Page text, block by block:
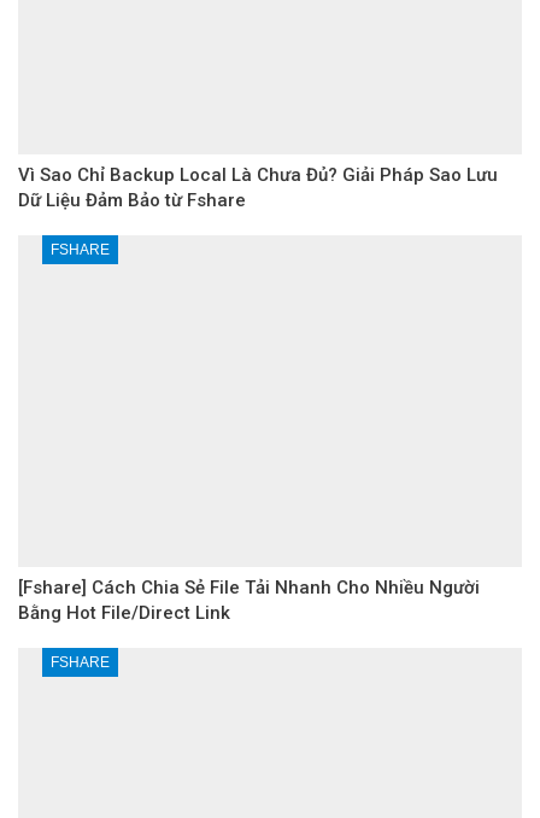
Vì Sao Chỉ Backup Local Là Chưa Đủ? Giải Pháp Sao Lưu
Dữ Liệu Đảm Bảo từ Fshare
FSHARE
[Fshare] Cách Chia Sẻ File Tải Nhanh Cho Nhiều Người
Bằng Hot File/Direct Link
FSHARE